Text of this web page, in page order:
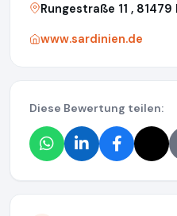
Rungestraße 11 ,
www.sardinien.de
Diese Bewertung teilen: